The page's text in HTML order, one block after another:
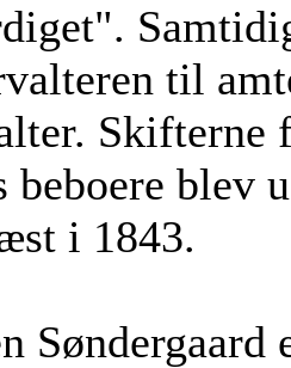
til
Skifterne
beboere blev
i 1843.